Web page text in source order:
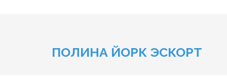
конкретные рекомендации по безопасности и
ПОЛИНА ЙОРК ЭСКОРТ